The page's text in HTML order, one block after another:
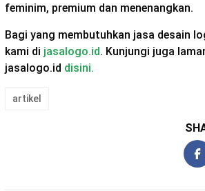
feminim, premium dan menenangkan.
Bagi yang membutuhkan jasa desain
kami di jasalogo.id. Kunjungi juga
jasalogo.id disini.
artikel